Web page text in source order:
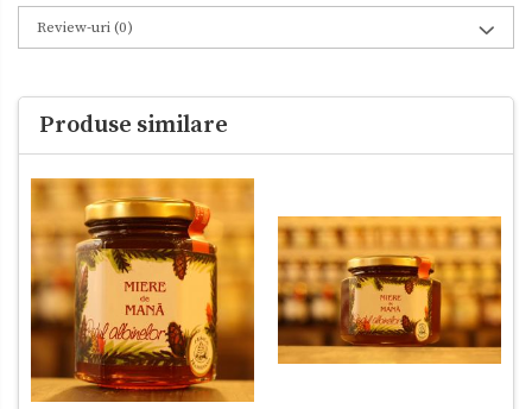
Review-uri(0)
Produse similare